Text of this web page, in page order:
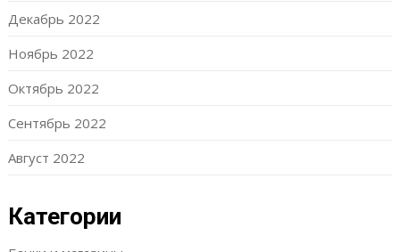
Декабрь 2022
Ноябрь 2022
Октябрь 2022
Сентябрь 2022
Август 2022
Категории